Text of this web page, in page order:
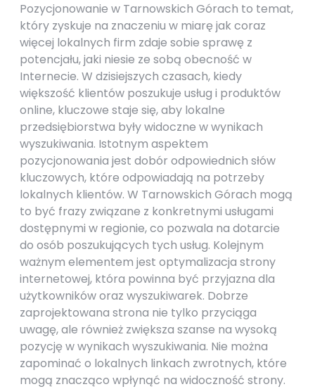
Pozycjonowanie w Tarnowskich Górach to temat,
który zyskuje na znaczeniu w miarę jak coraz
więcej lokalnych firm zdaje sobie sprawę z
potencjału, jaki niesie ze sobą obecność w
Internecie. W dzisiejszych czasach, kiedy
większość klientów poszukuje usług i produktów
online, kluczowe staje się, aby lokalne
przedsiębiorstwa były widoczne w wynikach
wyszukiwania. Istotnym aspektem
pozycjonowania jest dobór odpowiednich słów
kluczowych, które odpowiadają na potrzeby
lokalnych klientów. W Tarnowskich Górach mogą
to być frazy związane z konkretnymi usługami
dostępnymi w regionie, co pozwala na dotarcie
do osób poszukujących tych usług. Kolejnym
ważnym elementem jest optymalizacja strony
internetowej, która powinna być przyjazna dla
użytkowników oraz wyszukiwarek. Dobrze
zaprojektowana strona nie tylko przyciąga
uwagę, ale również zwiększa szanse na wysoką
pozycję w wynikach wyszukiwania. Nie można
zapominać o lokalnych linkach zwrotnych, które
mogą znacząco wpłynąć na widoczność strony.